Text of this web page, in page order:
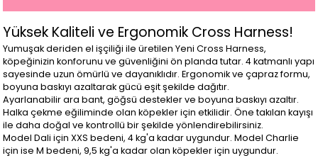
Yüksek Kaliteli ve Ergonomik Cross Harness!
Yumuşak deriden el işçiliği ile üretilen Yeni Cross Harness,
köpeğinizin konforunu ve güvenliğini ön planda tutar. 4 katmanlı yapı
sayesinde uzun ömürlü ve dayanıklıdır. Ergonomik ve çapraz formu,
boyuna baskıyı azaltarak gücü eşit şekilde dağıtır.
Ayarlanabilir ara bant, göğsü destekler ve boyuna baskıyı azaltır.
Halka çekme eğiliminde olan köpekler için etkilidir. Öne takılan kayışı
ile daha doğal ve kontrollü bir şekilde yönlendirebilirsiniz.
Model Dali için XXS bedeni, 4 kg'a kadar uygundur. Model Charlie
için ise M bedeni, 9,5 kg'a kadar olan köpekler için uygundur.